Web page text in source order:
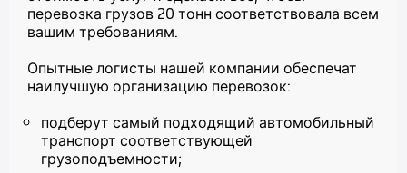
перевозка грузов 20 тонн соответствовала всем
вашим требованиям.
Опытные логисты нашей компании обеспечат
наилучшую организацию перевозок:
подберут самый подходящий автомобильный
транспорт соответствующей
грузоподъемности;